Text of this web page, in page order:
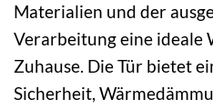
Materialien und der
Verarbeitung eine ideale
Zuhause. Die Tür bietet
Sicherheit,